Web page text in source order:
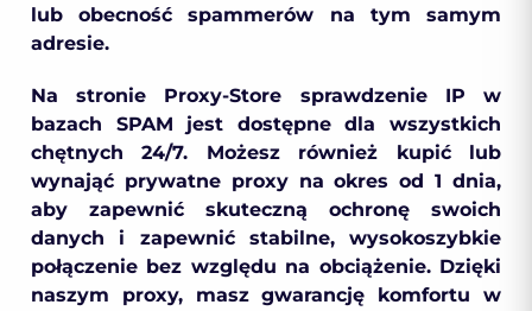
lub obecność spammerów na tym samym
adresie.
Na stronie Proxy-Store sprawdzenie IP w
bazach SPAM jest dostępne dla wszystkich
chętnych 24/7. Możesz również kupić lub
wynająć prywatne proxy na okres od 1 dnia,
aby zapewnić skuteczną ochronę swoich
danych i zapewnić stabilne, wysokoszybkie
połączenie bez względu na obciążenie. Dzięki
naszym proxy, masz gwarancję komfortu w